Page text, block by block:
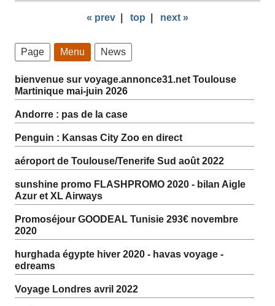
« prev top next »
Page Menu News
bienvenue sur voyage.annonce31.net Toulouse
Martinique mai-juin 2026
Andorre : pas de la case
Penguin : Kansas City Zoo en direct
aéroport de Toulouse/Tenerife Sud août 2022
sunshine promo FLASHPROMO 2020 - bilan Aigle
Azur et XL Airways
Promoséjour GOODEAL Tunisie 293€ novembre
2020
hurghada égypte hiver 2020 - havas voyage -
edreams
Voyage Londres avril 2022